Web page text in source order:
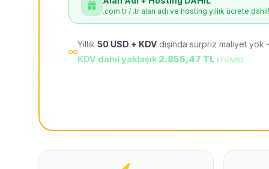
.com.tr / .tr alan adı ve hosting yıllık ücrete dahil!
Yıllık 50 USD + KDV dışında sürpriz maliyet
KDV dahil yaklaşık 2.855,47 TL (TCMB)